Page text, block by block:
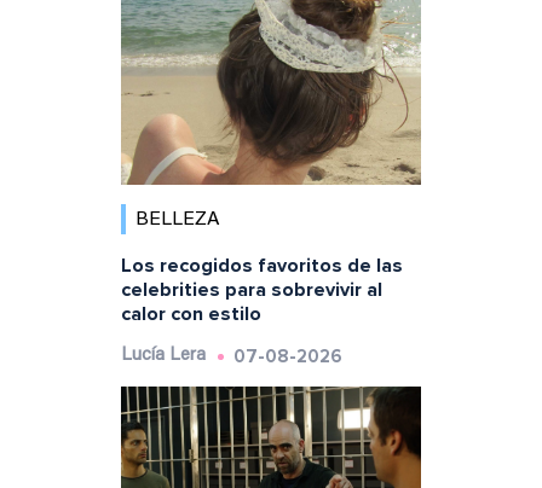
BELLEZA
Los recogidos favoritos de las
celebrities para sobrevivir al
calor con estilo
Lucía Lera 07-08-2026